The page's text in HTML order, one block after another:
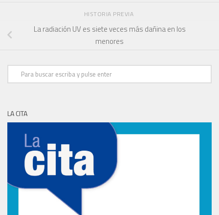
HISTORIA PREVIA
La radiación UV es siete veces más dañina en los
menores
LA CITA